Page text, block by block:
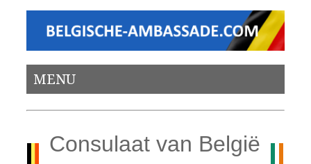
MENU
Consulaat van België